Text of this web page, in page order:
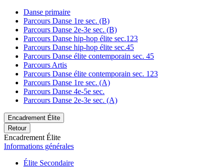
Danse primaire
Parcours Danse 1re sec. (B)
Parcours Danse 2e-3e sec. (B)
Parcours Danse hip-hop élite sec.123
Parcours Danse hip-hop élite sec.45
Parcours Danse élite contemporain sec. 45
Parcours Artis
Parcours Danse élite contemporain sec. 123
Parcours Danse 1re sec. (A)
Parcours Danse 4e-5e sec.
Parcours Danse 2e-3e sec. (A)
Encadrement Élite
Retour
Encadrement Élite
Informations générales
Élite Secondaire